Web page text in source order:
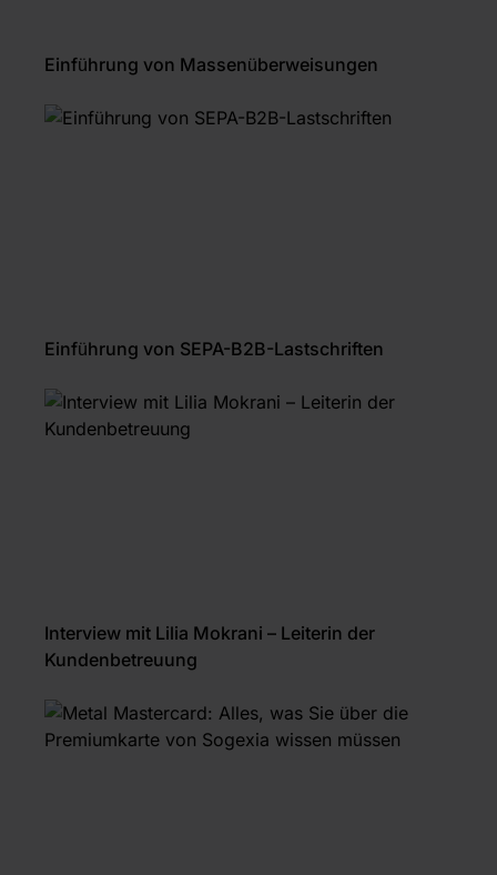
Einführung von Massenüberweisungen
Einführung von SEPA-B2B-Lastschriften
Interview mit Lilia Mokrani – Leiterin der
Kundenbetreuung